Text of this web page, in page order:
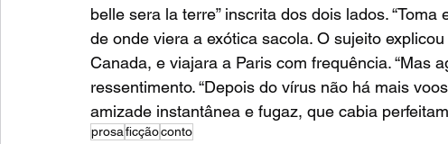
belle sera la terre” inscrita dos dois lados.
de onde viera a exótica sacola. O sujeito
Canada, e viajara a Paris com frequência. “Mas
ressentimento. “Depois do vírus não há mais
amizade instantânea e fugaz, que cabia
prosaficçãoconto